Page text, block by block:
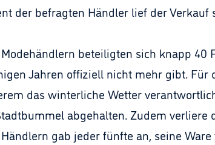
der befragten Händler lief der
beteiligten sich knapp 40
Jahren offiziell nicht mehr gibt.
das winterliche Wetter
abgehalten. Zudem
gab jeder fünfte an, seine